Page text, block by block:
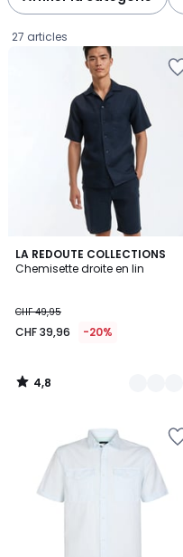
27 articles
LA REDOUTE COLLECTIONS
Chemisette droite en lin
39,96
au
de
CHF
réduction
appliquée.
CHF 49,95
CHF 39,96 -20%
4,8
/ 5
2
Couleurs
4,8
/